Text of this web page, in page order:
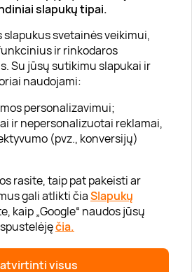
slapukų tipai.
svetainės veikimui,
ir rinkodaros
Su jūsų sutikimu slapukai ir
naudojami:
personalizavimui;
ir nepersonalizuotai reklamai,
(pvz., konversijų)
rasite, taip pat pakeisti ar
gali atlikti čiaSlapukų
kaip „Google“ naudos jūsų
čia.
visus